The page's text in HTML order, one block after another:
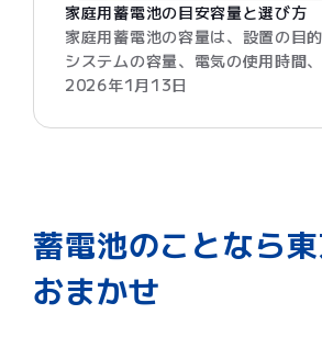
家庭用蓄電池の目安容量と選び方
家庭用蓄電池の容量は、設置の目
システムの容量、電気の使用時間
たい家電の消費電力などをもとに、
量や家庭用蓄電池の基礎知識、家
2026年1月13日
蓄電池のことなら
おまかせ